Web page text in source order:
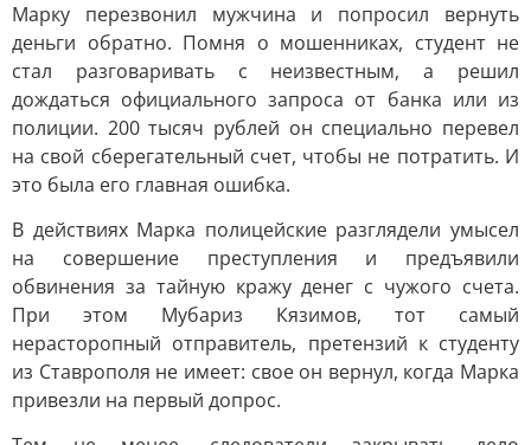
Марку перезвонил мужчина и попросил вернуть
деньги обратно. Помня о мошенниках, студент не
стал разговаривать с неизвестным, а решил
дождаться официального запроса от банка или из
полиции. 200 тысяч рублей он специально перевел
на свой сберегательный счет, чтобы не потратить. И
это была его главная ошибка.
В действиях Марка полицейские разглядели умысел
на совершение преступления и предъявили
обвинения за тайную кражу денег с чужого счета.
При этом Мубариз Кязимов, тот самый
нерасторопный отправитель, претензий к студенту
из Ставрополя не имеет: свое он вернул, когда Марка
привезли на первый допрос.